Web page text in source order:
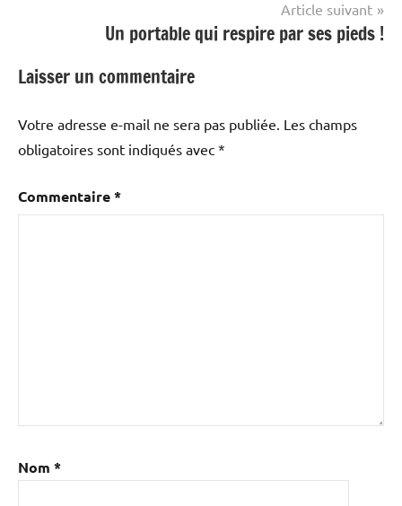
Article suivant
Un portable qui respire par ses pieds !
Laisser un commentaire
Votre adresse e-mail ne sera pas publiée. Les champs
obligatoires sont indiqués avec *
Commentaire*
Nom *